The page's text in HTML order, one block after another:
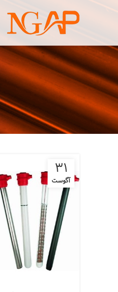
31
آگوست